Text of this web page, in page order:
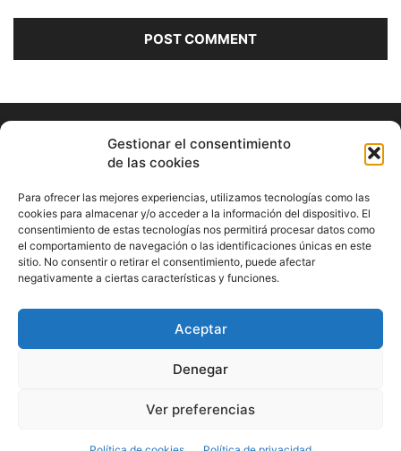
Gestionar el consentimiento
de las cookies
Para ofrecer las mejores experiencias, utilizamos tecnologías como las
cookies para almacenar y/o acceder a la información del dispositivo. El
consentimiento de estas tecnologías nos permitirá procesar datos como
el comportamiento de navegación o las identificaciones únicas en este
sitio. No consentir o retirar el consentimiento, puede afectar
negativamente a ciertas características y funciones.
Aceptar
Denegar
Ver preferencias
ABOUT US
Información Cultural de Málaga y otros de interés general
Contact us:musicamalaga55@gmail.com
FOLLOW US